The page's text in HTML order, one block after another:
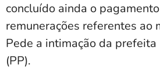
concluído ainda o
remunerações referentes ao
Pede a intimação da
(PP).